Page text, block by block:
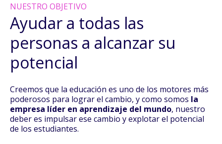
NUESTRO OBJETIVO
Ayudar a todas las
personas a alcanzar su
potencial
Creemos que la educación es uno de los motores más
poderosos para lograr el cambio, y como somos la
empresa líder en aprendizaje del mundo, nuestro
deber es impulsar ese cambio y explotar el potencial
de los estudiantes.